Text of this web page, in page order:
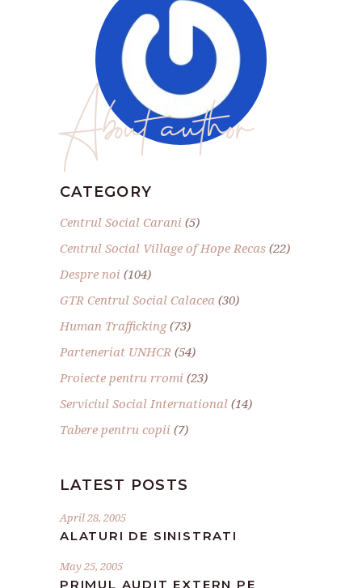
About author
CATEGORY
Centrul Social Carani (5)
Centrul Social Village of Hope Recas (22)
Despre noi (104)
GTR Centrul Social Calacea (30)
Human Trafficking(73)
Parteneriat UNHCR (54)
Proiecte pentru rromi (23)
Serviciul Social International (14)
Tabere pentru copii (7)
LATEST POSTS
April 28, 2005
ALATURI DE SINISTRATI
May 25, 2005
PRIMUL AUDIT EXTERN PE